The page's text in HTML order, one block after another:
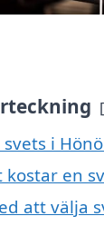
i
kostar en
att välja